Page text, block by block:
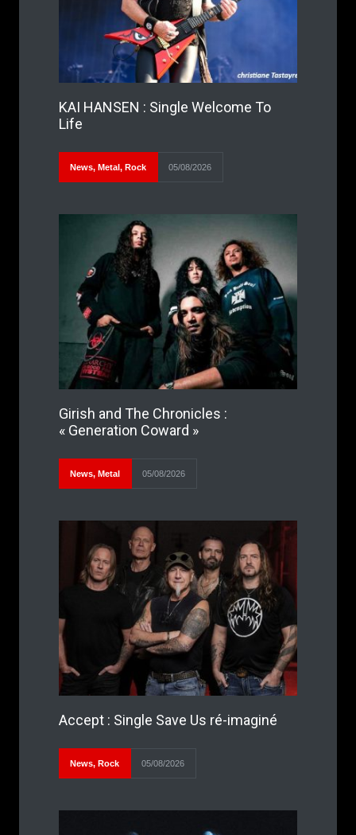
KAI HANSEN : Single Welcome To
Life
News, Metal, Rock 05/08/2026
Girish and The Chronicles :
« Generation Coward »
News, Metal 05/08/2026
Accept : Single Save Us ré-imaginé
News, Rock 05/08/2026